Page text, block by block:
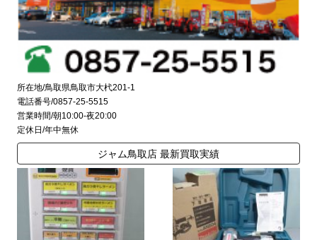
所在地/鳥取県鳥取市大杙201-1
電話番号/0857-25-5515
営業時間/朝10:00-夜20:00
定休日/年中無休
ジャム鳥取店 最新買取実績